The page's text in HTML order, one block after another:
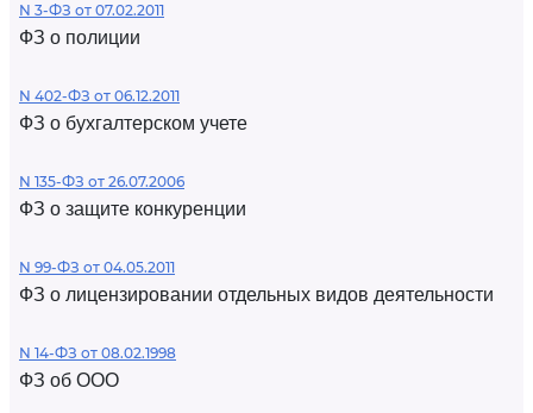
N 3-ФЗ от 07.02.2011
ФЗ о полиции
N 402-ФЗ от 06.12.2011
ФЗ о бухгалтерском учете
N 135-ФЗ от 26.07.2006
ФЗ о защите конкуренции
N 99-ФЗ от 04.05.2011
ФЗ о лицензировании отдельных видов деятельности
N 14-ФЗ от 08.02.1998
ФЗ об ООО